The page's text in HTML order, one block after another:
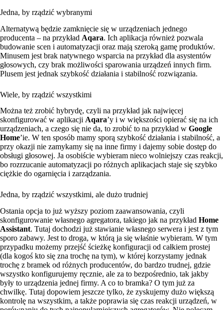
Jedna, by rządzić wybranymi
Alternatywą będzie zamknięcie się w urządzeniach jednego
producenta – na przykład Aqara. Ich aplikacja również pozwala
budowanie scen i automatyzacji oraz mają szeroką gamę produktów.
Minusem jest brak natywnego wsparcia na przykład dla asystentów
głosowych, czy brak możliwości sparowania urządzeń innych firm.
Plusem jest jednak szybkość działania i stabilność rozwiązania.
Wiele, by rządzić wszystkimi
Można też zrobić hybrydę, czyli na przykład jak najwięcej
skonfigurować w aplikacji Aqara’y i w większości opierać się na ich
urządzeniach, a czego się nie da, to zrobić to na przykład w Google
Home’ie. W ten sposób mamy sporą szybkość działania i stabilność, a
przy okazji nie zamykamy się na inne firmy i dajemy sobie dostęp do
obsługi głosowej. Ja osobiście wybieram nieco wolniejszy czas reakcji,
bo rozrzucanie automatyzacji po różnych aplikacjach staje się szybko
ciężkie do ogarnięcia i zarządzania.
Jedna, by rządzić wszystkimi, ale dużo trudniej
Ostania opcja to już wyższy poziom zaawansowania, czyli
skonfigurowanie własnego agregatora, takiego jak na przykład Home
Assistant. Tutaj dochodzi już stawianie własnego serwera i jest z tym
sporo zabawy. Jest to droga, w którą ja się właśnie wybieram. W tym
przypadku możemy przejść ścieżkę konfiguracji od całkiem prostej
(dla kogoś kto się zna trochę na tym), w której korzystamy jednak
trochę z bramek od różnych producentów, do bardzo trudnej, gdzie
wszystko konfigurujemy ręcznie, ale za to bezpośrednio, tak jakby
były to urządzenia jednej firmy. A co to bramka? O tym już za
chwilkę. Tutaj dopowiem jeszcze tylko, że zyskujemy dużo większą
kontrolę na wszystkim, a także poprawia się czas reakcji urządzeń, w